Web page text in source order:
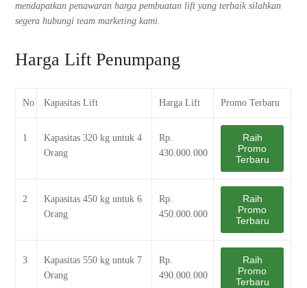
mendapatkan penawaran harga pembuatan lift yang terbaik silahkan
segera hubungi team marketing kami.
Harga Lift Penumpang
No Kapasitas Lift Harga Lift Promo Terbaru
1
Kapasitas 320 kg untuk 4
Orang
Rp.
430.000.000
Raih
Promo
Terbaru
2
Kapasitas 450 kg untuk 6
Orang
Rp.
450.000.000
Raih
Promo
Terbaru
3
Kapasitas 550 kg untuk 7
Orang
Rp.
490.000.000
Raih
Promo
Terbaru